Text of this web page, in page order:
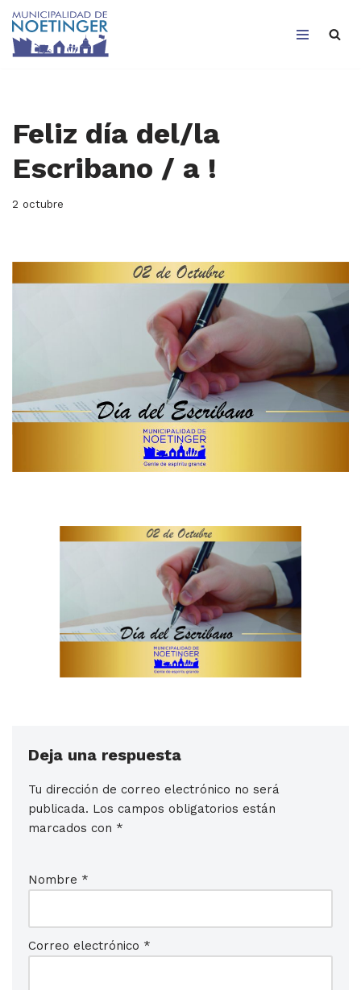
Saltar
Feliz día del/la
Escribano / a !
2 octubre
Deja una respuesta
Tu dirección de correo electrónico no será
publicada. Los campos obligatorios están
marcados con *
Nombre *
Correo electrónico *